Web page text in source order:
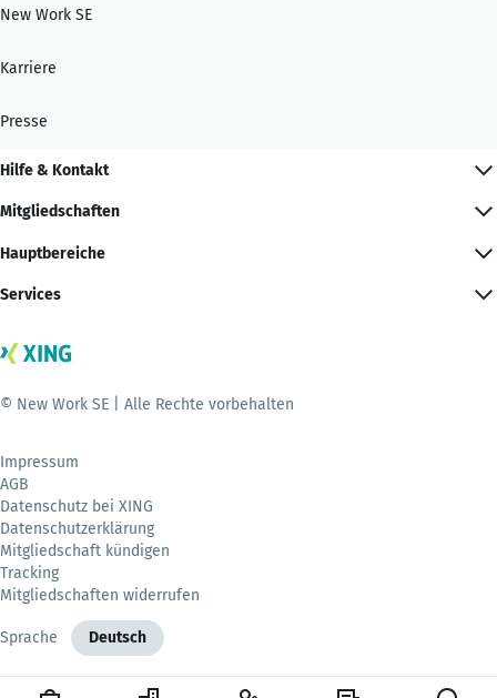
New Work SE
Karriere
Presse
Hilfe & Kontakt
Mitgliedschaften
Hauptbereiche
Services
© New Work SE | Alle Rechte vorbehalten
Impressum
AGB
Datenschutz bei XING
Datenschutzerklärung
Mitgliedschaft kündigen
Tracking
Mitgliedschaften widerrufen
Sprache Deutsch